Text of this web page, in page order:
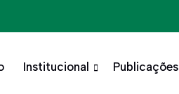
Institucional Publicações